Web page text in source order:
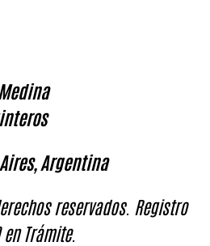
Argentina
reservados. Registro
Trámite.